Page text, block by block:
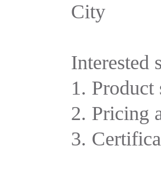
City
Interested
1.
2. Pricing
3.